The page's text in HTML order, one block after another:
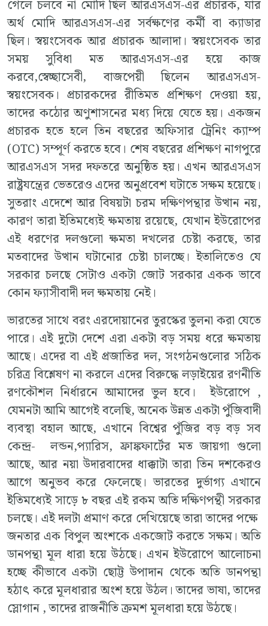
গেলে চলবে না মোদি ছিল আরএসএস-এর প্রচারক, যার
অর্থ মোদি আরএসএস-এর সর্বক্ষণের কর্মী বা ক্যাডার
ছিল। স্বয়ংসেবক আর প্রচারক আলাদা। স্বয়ংসেবক তার
সময় সুবিধা মত আরএসএস-এর হয়ে কাজ
করবে,স্বেচ্ছাসেবী, বাজপেয়ী ছিলেন আরএসএস-
স্বয়ংসেবক। প্রচারকদের রীতিমত প্রশিক্ষণ দেওয়া হয়,
তাদের কঠোর অণুশাসনের মধ্য দিয়ে যেতে হয়। একজন
প্রচারক হতে হলে তিন বছরের অফিসার ট্রেনিং ক্যাম্প
(OTC) সম্পূর্ণ করতে হবে। শেষ বছরের প্রশিক্ষণ নাগপুরে
আরএসএস সদর দফতরে অনুষ্ঠিত হয়। এখন আরএসএস
রাষ্ট্রযন্ত্রের ভেতরেও এদের অনুপ্রবেশ ঘটাতে সক্ষম হয়েছে।
সুতরাং এদেশে আর বিষয়টা চরম দক্ষিণপন্থার উত্থান নয়,
কারণ তারা ইতিমধ্যেই ক্ষমতায় রয়েছে, যেখান ইউরোপের
এই ধরণের দলগুলো ক্ষমতা দখলের চেষ্টা করছে, তার
মতবাদের উত্থান ঘটানোর চেষ্টা চালচ্ছে। ইতালিতেও যে
সরকার চলছে সেটাও একটা জোট সরকার একক ভাবে
কোন ফ্যাসীবাদী দল ক্ষমতায় নেই।
ভারতের সাথে বরং এরদোয়ানের তুরস্কের তুলনা করা যেতে
পারে। এই দুটো দেশে এরা একটা বড় সময় ধরে ক্ষমতায়
আছে। এদের বা এই প্রজাতির দল, সংগঠনগুলোর সঠিক
চরিত্র বিশ্লেষণ না করলে এদের বিরুদ্ধে লড়াইয়ের রণনীতি
রণকৌশল নির্ধারনে আমাদের ভুল হবে। ইউরোপে ,
যেমনটা আমি আগেই বলেছি, অনেক উন্নত একটা পুঁজিবাদী
ব্যবস্থা বহাল আছে, এখানে বিশ্বের পুঁজির বড় বড় সব
কেন্দ্র- লন্ডন,প্যারিস, ফ্রাঙ্কফার্টের মত জায়গা গুলো
আছে, আর নয়া উদারবাদের ধাক্কাটা তারা তিন দশকেরও
আগে অনুভব করে ফেলেছে। ভারতের দুর্ভাগ্য এখানে
ইতিমধ্যেই সাড়ে ৮ বছর এই রকম অতি দক্ষিণপন্থী সরকার
চলছে। এই দলটা প্রমাণ করে দেখিয়েছে তারা তাদের পক্ষে
জনতার এক বিপুল অংশকে একজোট করতে সক্ষম। অতি
ডানপন্থা মূল ধারা হয়ে উঠছে। এখন ইউরোপে আলোচনা
হচ্ছে কীভাবে একটা ছোট্ট উপাদান থেকে অতি ডানপন্থা
হঠাৎ করে মূলধারার অংশ হয়ে উঠল। তাদের ভাষা, তাদের
স্লোগান , তাদের রাজনীতি ক্রমশ মূলধারা হয়ে উঠছে।